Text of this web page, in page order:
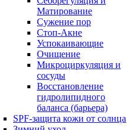
Матирование
Сужение пор
Стоп-Акне
Успокаивающие
Очищение
Микроциркуляция и
сосуды
Восстановление
гидролипидного
баланса (барьера)
SPF-защита кожи от солнца